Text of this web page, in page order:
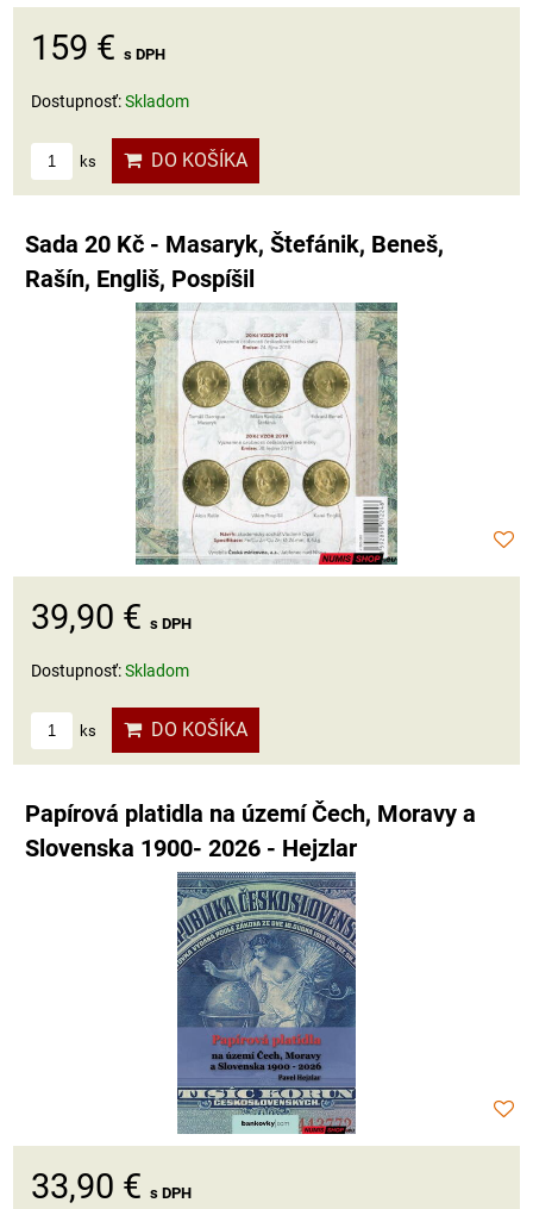
159 € s DPH
Dostupnosť:Skladom
ks DO KOŠÍKA
Sada 20 Kč - Masaryk, Štefánik, Beneš,
Rašín, Engliš, Pospíšil
39,90 € s DPH
Dostupnosť:Skladom
ks DO KOŠÍKA
Papírová platidla na území Čech, Moravy a
Slovenska 1900- 2026 - Hejzlar
33,90 € s DPH